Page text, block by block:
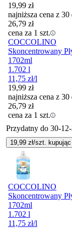
19,99 zł
najniższa cena z
26,79 zł
cena za 1 szt.
COCCOLINO
Skoncentrowany
1702ml
1.702 l
11,75 zł/l
19,99 zł
najniższa cena z
26,79 zł
cena za 1 szt.
Przydatny do 30-
19,99 zł/szt. kupując
COCCOLINO
Skoncentrowany
1702ml
1.702 l
11,75 zł/l